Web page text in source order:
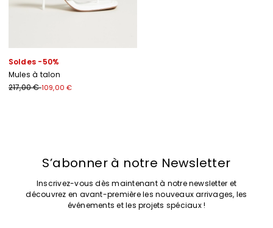
Soldes -50%
Mules à talon
217,00 €109,00 €
S’abonner à notre Newsletter
Inscrivez-vous dès maintenant à notre newsletter et
découvrez en avant-première les nouveaux arrivages, les
événements et les projets spéciaux !